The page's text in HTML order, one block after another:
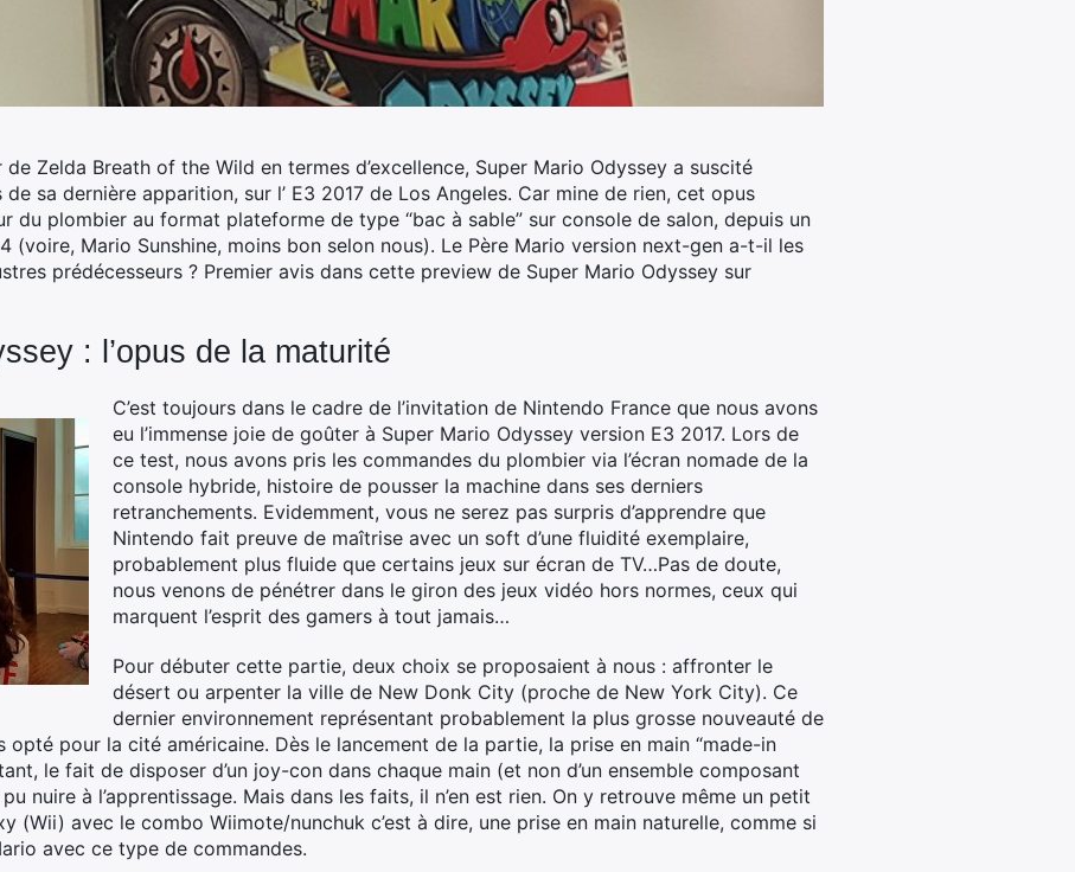
Zelda Breath of the Wild en termes d’excellence, Super Mario Odyssey a suscité
sa dernière apparition, sur l’ E3 2017 de Los Angeles. Car mine de rien, cet opus
du plombier au format plateforme de type “bac à sable” sur console de salon, depuis un
Mario Sunshine, moins bon selon nous). Le Père Mario version next-gen a-t-il les
prédécesseurs ? Premier avis dans cette preview de Super Mario Odyssey sur
: l’opus de la maturité
C’est toujours dans le cadre de l’invitation de Nintendo France que nous avons
eu l’immense joie de goûter à Super Mario Odyssey version E3 2017. Lors de
ce test, nous avons pris les commandes du plombier via l’écran nomade de la
console hybride, histoire de pousser la machine dans ses derniers
retranchements. Evidemment, vous ne serez pas surpris d’apprendre que
Nintendo fait preuve de maîtrise avec un soft d’une fluidité exemplaire,
probablement plus fluide que certains jeux sur écran de TV…Pas de doute,
nous venons de pénétrer dans le giron des jeux vidéo hors normes, ceux qui
marquent l’esprit des gamers à tout jamais…
Pour débuter cette partie, deux choix se proposaient à nous : affronter le
désert ou arpenter la ville de New Donk City (proche de New York City). Ce
dernier environnement représentant probablement la plus grosse nouveauté de
opté pour la cité américaine. Dès le lancement de la partie, la prise en main “made-in
le fait de disposer d’un joy-con dans chaque main (et non d’un ensemble composant
nuire à l’apprentissage. Mais dans les faits, il n’en est rien. On y retrouve même un petit
(Wii) avec le combo Wiimote/nunchuk c’est à dire, une prise en main naturelle, comme si
avec ce type de commandes.